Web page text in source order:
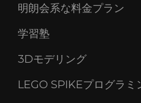
明朗会系な料金プラン
学習塾
3Dモデリング
LEGO SPIKEプログラミ